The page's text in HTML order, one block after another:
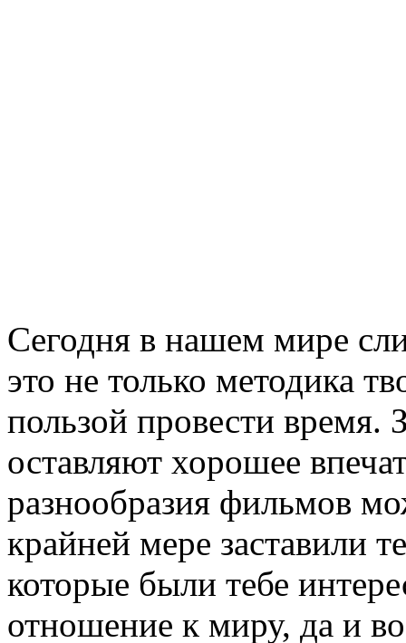
Сегодня в нашем мире
это не только методика
пользой провести время.
оставляют хорошее
разнообразия фильмов
крайней мере заставили
которые были тебе
отношение к миру, да и